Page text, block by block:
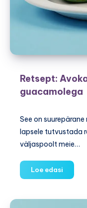
Retsept:
guacamolega
See on
lapsele tutvustada
väljaspoolt meie…
Loe edasi